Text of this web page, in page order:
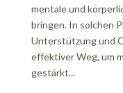
mentale und
bringen. In solchen
Unterstützung und
effektiver Weg, um
gestärkt...